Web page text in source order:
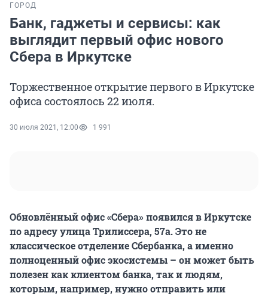
ГОРОД
Банк, гаджеты и сервисы: как
выглядит первый офис нового
Сбера в Иркутске
Торжественное открытие первого в Иркутске
офиса состоялось 22 июля.
30 июля 2021, 12:00 1 991
Обновлённый офис «Сбера» появился в Иркутске
по адресу улица Трилиссера, 57а. Это не
классическое отделение Сбербанка, а именно
полноценный офис экосистемы – он может быть
полезен как клиентом банка, так и людям,
которым, например, нужно отправить или